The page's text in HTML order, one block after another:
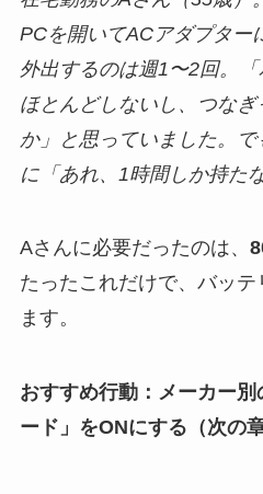
PCを開いてACアダプター
外出するのは週1〜2回。
ほとんどしないし、つな
か」と思っていました。
に「あれ、1時間しか持た
Aさんに必要だったのは、
たったこれだけで、バッ
ます。
おすすめ行動：メーカー
ード」をONにする（次の